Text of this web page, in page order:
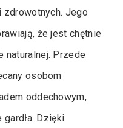
Jego
że jest chętnie
naturalnej. Przede
osobom
oddechowym,
Dzięki